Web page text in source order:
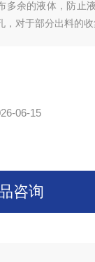
多余的液体，防止
，对于部分出料的收
06-15
咨询